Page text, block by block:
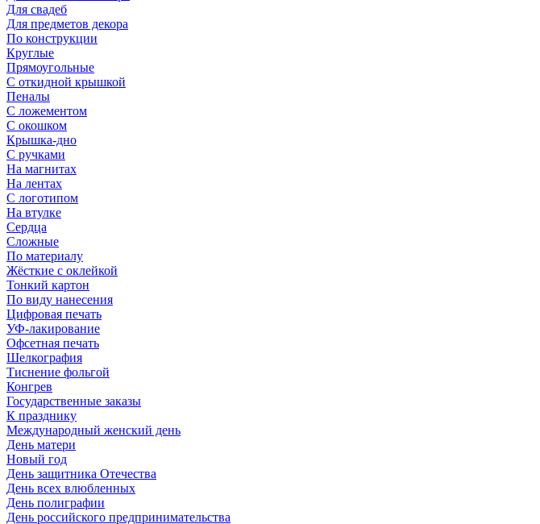
Для свадеб
Для предметов декора
По конструкции
Круглые
Прямоугольные
С откидной крышкой
Пеналы
С ложементом
С окошком
Крышка-дно
С ручками
На магнитах
На лентах
С логотипом
На втулке
Сердца
Сложные
По материалу
Жёсткие с оклейкой
Тонкий картон
По виду нанесения
Цифровая печать
УФ-лакирование
Офсетная печать
Шелкография
Тиснение фольгой
Конгрев
Государственные заказы
К празднику
Международный женский день
День матери
Новый год
День защитника Отечества
День всех влюбленных
День полиграфии
День российского предпринимательства